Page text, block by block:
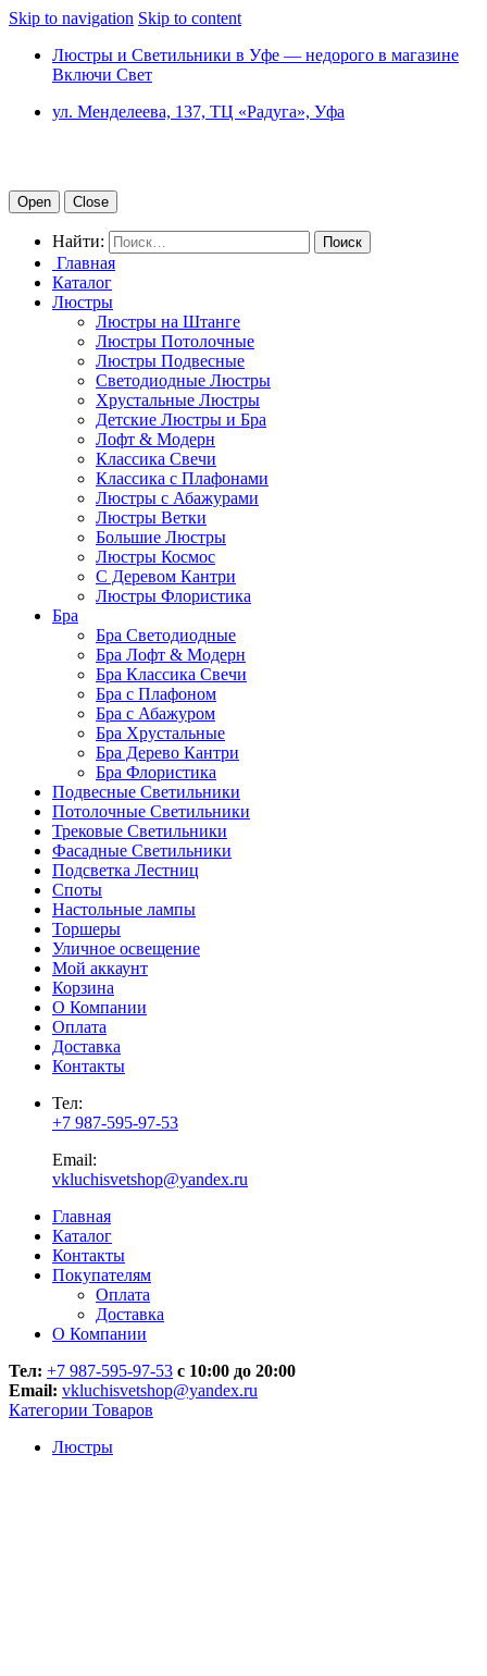
Skip to navigation Skip to content
Люстры и Светильники в Уфе — недорого в магазине
Включи Свет
ул. Менделеева, 137, ТЦ «Радуга», Уфа
Open Close
Найти:
Главная
Каталог
Люстры
Люстры на Штанге
Люстры Потолочные
Люстры Подвесные
Светодиодные Люстры
Хрустальные Люстры
Детские Люстры и Бра
Лофт & Модерн
Классика Свечи
Классика с Плафонами
Люстры с Абажурами
Люстры Ветки
Большие Люстры
Люстры Космос
С Деревом Кантри
Люстры Флористика
Бра
Бра Светодиодные
Бра Лофт & Модерн
Бра Классика Свечи
Бра с Плафоном
Бра с Абажуром
Бра Хрустальные
Бра Дерево Кантри
Бра Флористика
Подвесные Светильники
Потолочные Светильники
Трековые Светильники
Фасадные Светильники
Подсветка Лестниц
Споты
Настольные лампы
Торшеры
Уличное освещение
Мой аккаунт
Корзина
О Компании
Оплата
Доставка
Контакты
Тел:
+7 987-595-97-53
Email:
vkluchisvetshop@yandex.ru
Главная
Каталог
Контакты
Покупателям
Оплата
Доставка
О Компании
Тел: +7 987-595-97-53 с 10:00 до 20:00
Email: vkluchisvetshop@yandex.ru
Категории Товаров
Люстры